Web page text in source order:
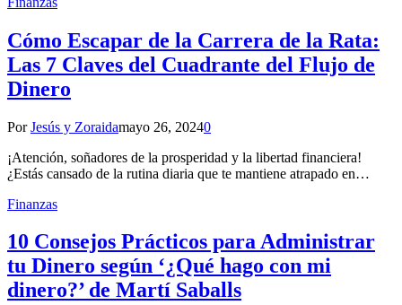
Cómo Escapar de la Carrera de la Rata:
Las 7 Claves del Cuadrante del Flujo de
Dinero
Por Jesús y Zoraidamayo 26, 20240
¡Atención, soñadores de la prosperidad y la libertad financiera!
¿Estás cansado de la rutina diaria que te mantiene atrapado en…
Finanzas
10 Consejos Prácticos para Administrar
tu Dinero según ‘¿Qué hago con mi
dinero?’ de Martí Saballs